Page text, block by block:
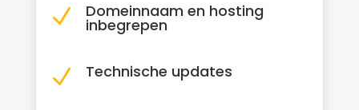
N Domeinnaam en hosting
inbegrepen
N Technische updates